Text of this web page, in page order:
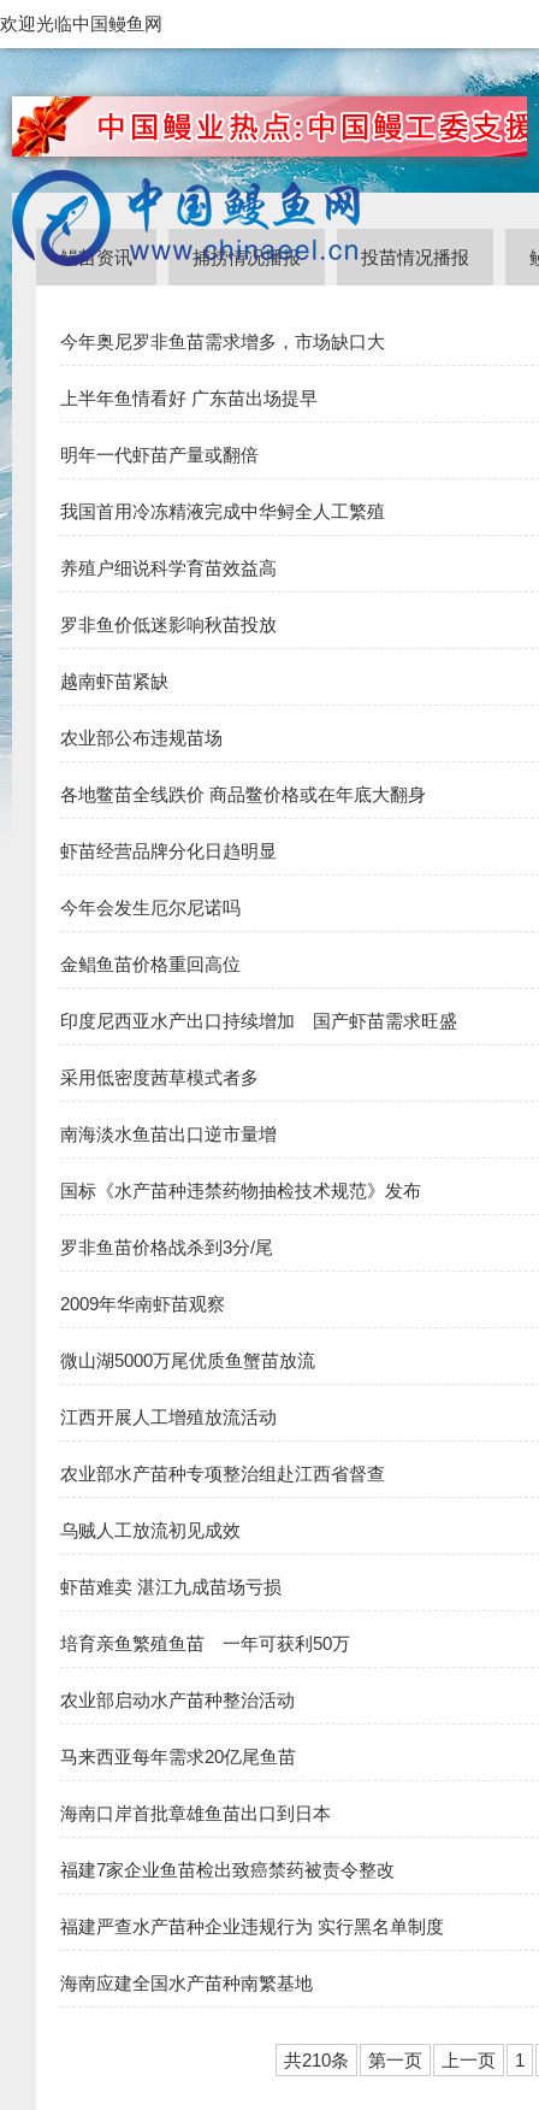
欢迎光临中国鳗鱼网
鳗苗资讯 捕捞情况播报 投苗情况播报
今年奥尼罗非鱼苗需求增多，市场缺口大
上半年鱼情看好 广东苗出场提早
明年一代虾苗产量或翻倍
我国首用冷冻精液完成中华鲟全人工繁殖
养殖户细说科学育苗效益高
罗非鱼价低迷影响秋苗投放
越南虾苗紧缺
农业部公布违规苗场
各地鳖苗全线跌价 商品鳖价格或在年底大翻身
虾苗经营品牌分化日趋明显
今年会发生厄尔尼诺吗
金鲳鱼苗价格重回高位
印度尼西亚水产出口持续增加 国产虾苗需求旺盛
采用低密度茜草模式者多
南海淡水鱼苗出口逆市量增
国标《水产苗种违禁药物抽检技术规范》发布
罗非鱼苗价格战杀到3分/尾
2009年华南虾苗观察
微山湖5000万尾优质鱼蟹苗放流
江西开展人工增殖放流活动
农业部水产苗种专项整治组赴江西省督查
乌贼人工放流初见成效
虾苗难卖 湛江九成苗场亏损
培育亲鱼繁殖鱼苗 一年可获利50万
农业部启动水产苗种整治活动
马来西亚每年需求20亿尾鱼苗
海南口岸首批章雄鱼苗出口到日本
福建7家企业鱼苗检出致癌禁药被责令整改
福建严查水产苗种企业违规行为 实行黑名单制度
海南应建全国水产苗种南繁基地
共210条 第一页 上一页 1